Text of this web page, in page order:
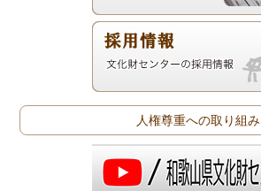
人権尊重への取り組み